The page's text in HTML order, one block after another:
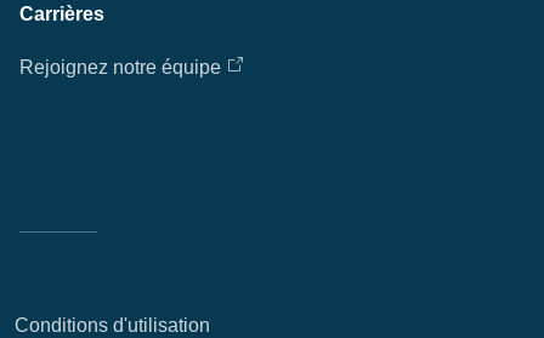
Carrières
Rejoignez notre équipe
Conditions d'utilisation